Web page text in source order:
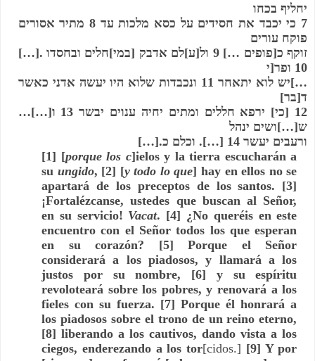
יחליף בכחו
פוקח עורים
10 ופר[י
ד[בר]
12 [כי] ירפא חללים ומתים יחיה ענוים יבשר 13 ו[…]…
ש[…]ושים ינהל
ורעבים יעשר 14 […]. וכלם כ.[…]
[1] [porque los c]ielos y la tierra escucharán a
su ungido, [2] [y todo lo que] hay en ellos no se
apartará de los preceptos de los santos.
¡Fortalézcanse, ustedes que buscan al Señor,
en su servicio! Vacat. [4] ¿No queréis en este
encuentro con el Señor todos los que esperan
en su corazón? [5] Porque el Señor
considerará a los piadosos, y llamará a los
justos por su nombre, [6] y su espíritu
revoloteará sobre los pobres, y renovará a los
fieles con su fuerza. [7] Porque él honrará a
[8] liberando a los cautivos, dando vista a los
ciegos, enderezando a los tor[cidos.] [9] Y por